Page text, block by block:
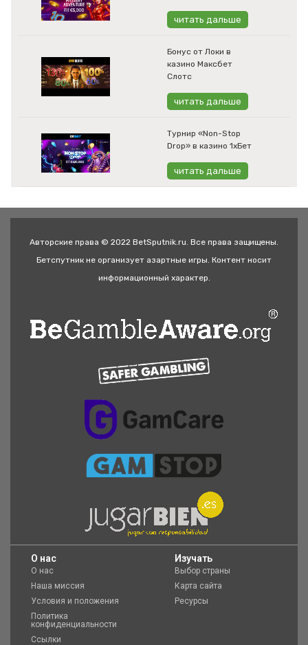
читать дальше
Бонус от Локи в
казино Максбет
Слотс
читать дальше
Турнир «Non-Stop
Drop» в казино 1хБет
читать дальше
Авторские права © 2022 BetSputnik.ru. Все права защищены.
Бетспутник не организует азартные игры. Контент носит
информационный характер.
O нас
О нас
Наша миссия
Условия и положения
Политика
конфиденциальности
Ссылки
Изучать
Выбор страны
Карта сайта
Ресурсы